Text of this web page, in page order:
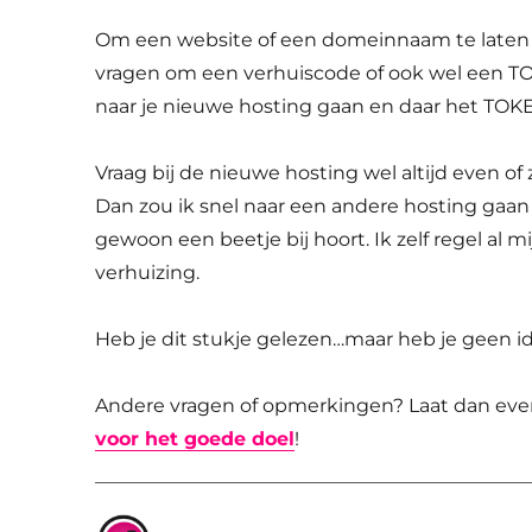
Om een website of een domeinnaam te
vragen om een verhuiscode of ook wel een
naar je nieuwe hosting gaan en daar het
Vraag bij de nieuwe hosting wel altijd even
Dan zou ik snel naar een andere hosting
gewoon een beetje bij hoort. Ik zelf regel al
verhuizing.
Heb je dit stukje gelezen…maar heb je geen
Andere vragen of opmerkingen? Laat dan
voor het goede doel!